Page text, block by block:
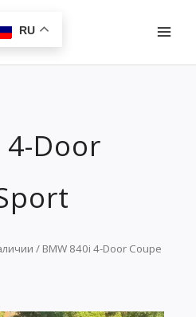
RU
4-Door
/ BMW 840i 4-Door Coupe